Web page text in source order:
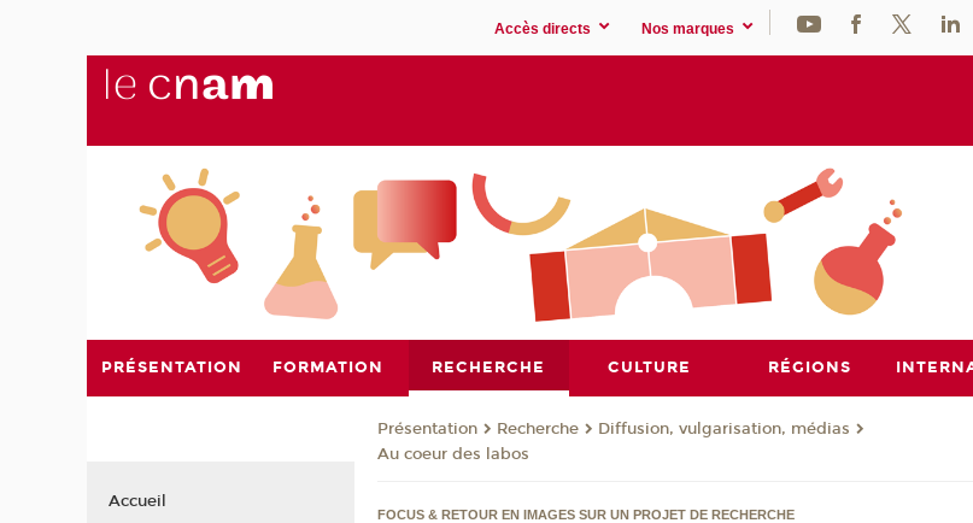
Accès directs Nos marques
PRÉSENTATION FORMATION RECHERCHE CULTURE RÉGIONS
Présentation Recherche
Diffusion, vulgarisation, médias
Au coeur des labos
FOCUS & RETOUR EN IMAGES SUR UN PROJET DE RECHERCHE
Accueil